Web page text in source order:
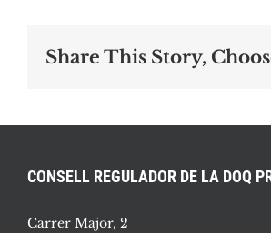
Share This Story,
CONSELL REGULADOR DE LA DOQ
Carrer Major, 2